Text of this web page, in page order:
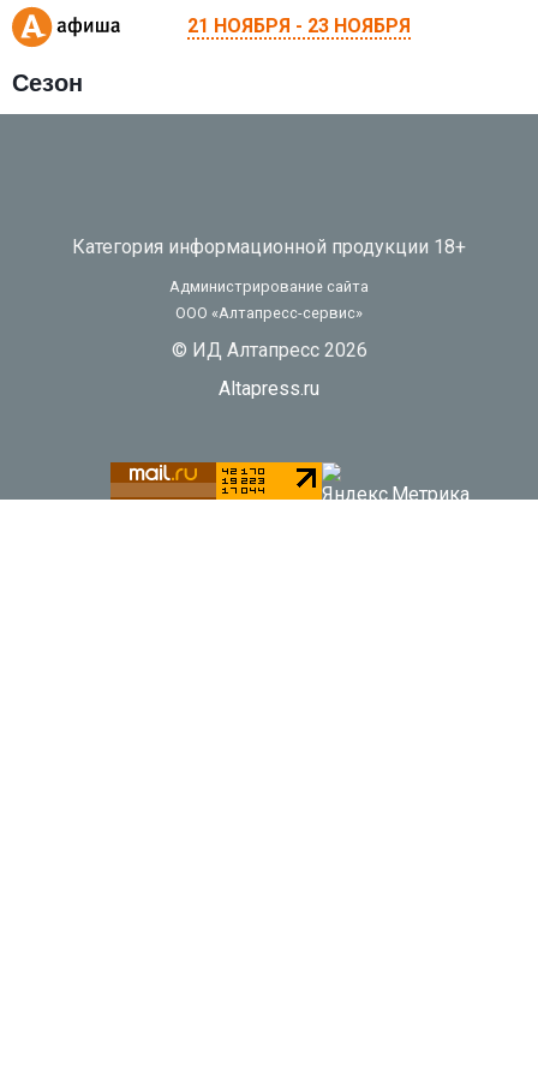
21 НОЯБРЯ - 23 НОЯБРЯ
Сезон
Категория информационной продукции 18+
Администрирование сайта
ООО «Алтапресс-сервис»
© ИД Алтапресс 2026
Altapress.ru